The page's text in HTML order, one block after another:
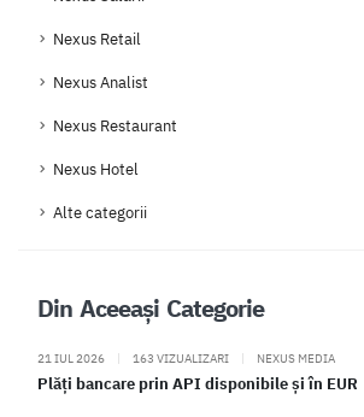
Nexus Retail
Nexus Analist
Nexus Restaurant
Nexus Hotel
Alte categorii
Din Aceeași Categorie
21 IUL 2026 | 163 VIZUALIZARI | NEXUS MEDIA
Plăți bancare prin API disponibile și în EUR